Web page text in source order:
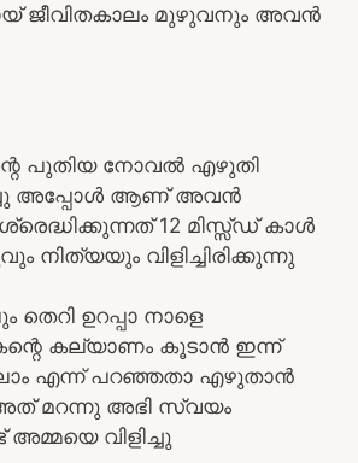
ജീവിതകാലം മുഴുവനും അവൻ
പുതിയ നോവൽ എഴുതി
അപ്പോൾ ആണ് അവൻ
12 മിസ്സ്ഡ് കാൾ
നിത്യയും വിളിച്ചിരിക്കുന്നു
തെറി ഉറപ്പാ നാളെ
കല്യാണം കൂടാൻ ഇന്ന്
എന്ന് പറഞ്ഞതാ എഴുതാൻ
മറന്നു അഭി സ്വയം
വിളിച്ചു